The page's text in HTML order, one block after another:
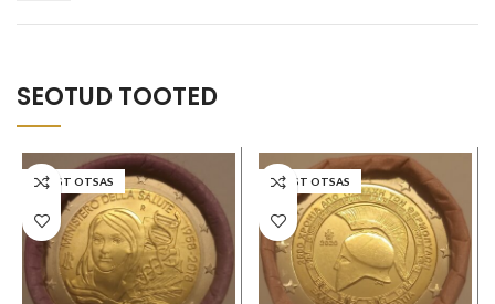
SEOTUD TOOTED
LAOST OTSAS LAOST OTSAS